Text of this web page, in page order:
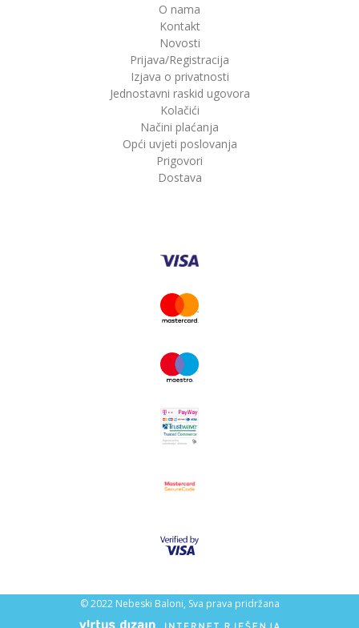
O nama
Kontakt
Novosti
Prijava/Registracija
Izjava o privatnosti
Jednostavni raskid ugovora
Kolačići
Načini plaćanja
Opći uvjeti poslovanja
Prigovori
Dostava
© 2022 Nebeski Baloni, Sva prava pridržana